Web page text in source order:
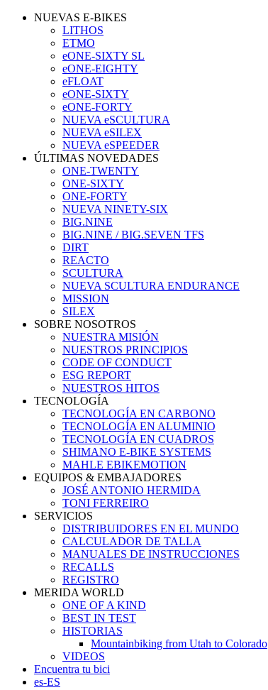
NUEVAS E-BIKES
LITHOS
ETMO
eONE-SIXTY SL
eONE-EIGHTY
eFLOAT
eONE-SIXTY
eONE-FORTY
NUEVA eSCULTURA
NUEVA eSILEX
NUEVA eSPEEDER
ÚLTIMAS NOVEDADES
ONE-TWENTY
ONE-SIXTY
ONE-FORTY
NUEVA NINETY-SIX
BIG.NINE
BIG.NINE / BIG.SEVEN TFS
DIRT
REACTO
SCULTURA
NUEVA SCULTURA ENDURANCE
MISSION
SILEX
SOBRE NOSOTROS
NUESTRA MISIÓN
NUESTROS PRINCIPIOS
CODE OF CONDUCT
ESG REPORT
NUESTROS HITOS
TECNOLOGÍA
TECNOLOGÍA EN CARBONO
TECNOLOGÍA EN ALUMINIO
TECNOLOGÍA EN CUADROS
SHIMANO E-BIKE SYSTEMS
MAHLE EBIKEMOTION
EQUIPOS & EMBAJADORES
JOSÉ ANTONIO HERMIDA
TONI FERREIRO
SERVICIOS
DISTRIBUIDORES EN EL MUNDO
CALCULADOR DE TALLA
MANUALES DE INSTRUCCIONES
RECALLS
REGISTRO
MERIDA WORLD
ONE OF A KIND
BEST IN TEST
HISTORIAS
Mountainbiking from Utah to Colorado
VIDEOS
Encuentra tu bici
es-ES